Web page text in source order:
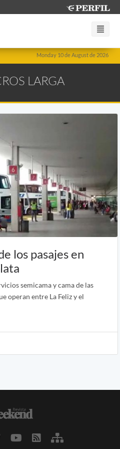
Monday 10 de August de 2026
LARGA
los pasajes en
semicama y cama de las
operan entre La Feliz y el